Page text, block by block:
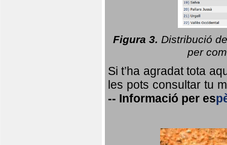
Figura 3. Distribució
per
Si t’ha agradat tota
les pots consultar tu
-- Informació per es